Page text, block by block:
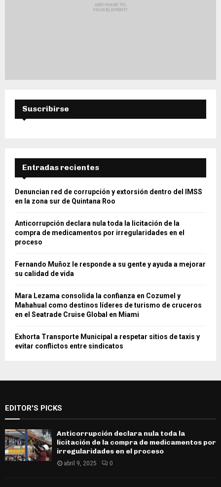
Suscribirse
Entradas recientes
Denuncian red de corrupción y extorsión dentro del IMSS
en la zona sur de Quintana Roo
Anticorrupción declara nula toda la licitación de la
compra de medicamentos por irregularidades en el
proceso
Fernando Muñoz le responde a su gente y ayuda a mejorar
su calidad de vida
Mara Lezama consolida la confianza en Cozumel y
Mahahual como destinos líderes de turismo de cruceros
en el Seatrade Cruise Global en Miami
Exhorta Transporte Municipal a respetar sitios de taxis y
evitar conflictos entre sindicatos
EDITOR'S PICKS
Anticorrupción declara nula toda la
licitación de la compra de medicamentos por
irregularidades en el proceso
abril 9, 2025 0